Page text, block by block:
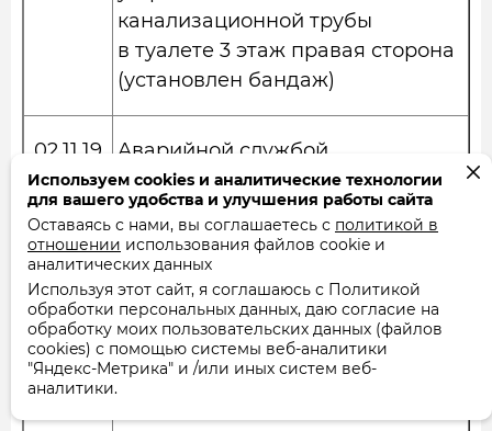
канализационной трубы
в туалете 3 этаж правая сторона
(установлен бандаж)
02.11.19
Аварийной службой
выполнены работы по
устранению
межэтажного забоя
06.11.19
Выполнены работы по
опломбировке и вводу в
эксплуатацию
Используем cookies и аналитические технологии
для вашего удобства и улучшения работы сайта
Оставаясь с нами, вы соглашаетесь с политикой в
отношении использования файлов cookie и
аналитических данных
Используя этот сайт, я соглашаюсь с Политикой
обработки персональных данных, даю согласие на
обработку моих пользовательских данных (файлов
cookies) с помощью системы веб-аналитики
"Яндекс-Метрика" и /или иных систем веб-
аналитики.